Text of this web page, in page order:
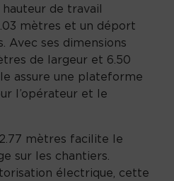
de travail
mètres et un déport
Avec ses dimensions
de largeur et 6.50
assure une plateforme
l’opérateur et le
mètres facilite le
sur les chantiers.
électrique, cette